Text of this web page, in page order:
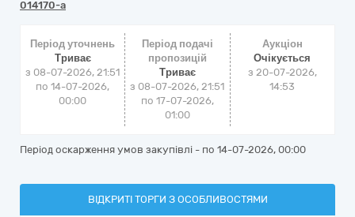
014170-a
Період уточнень
Триває
з 08-07-2026, 21:51
по 14-07-2026,
00:00
Період подачі
пропозицій
Триває
з 08-07-2026, 21:51
по 17-07-2026,
01:00
Аукціон
Очікується
з 20-07-2026,
14:53
Період оскарження умов закупівлі - по 14-07-2026, 00:00
ВІДКРИТІ ТОРГИ З ОСОБЛИВОСТЯМИ